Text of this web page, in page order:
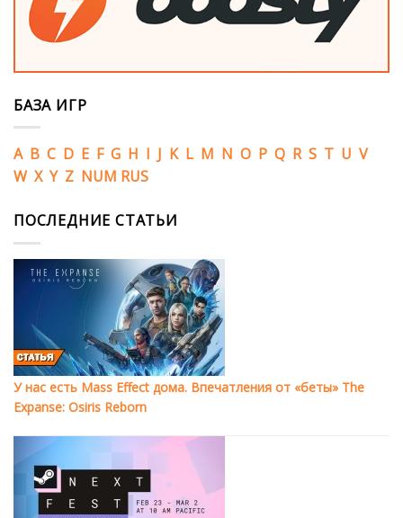
БАЗА ИГР
A B C D E F G H I J K L M N O P Q R S T U V
W X Y Z NUM RUS
ПОСЛЕДНИЕ СТАТЬИ
У нас есть Mass Effect дома. Впечатления от «беты» The
Expanse: Osiris Reborn